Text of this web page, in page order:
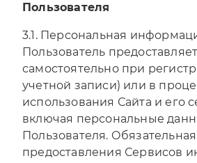
Пользователя
3.1. Персональная
Пользователь
самостоятельно при
учетной записи) или в
использования Сайта и его
включая персональные
Пользователя.
предоставления Сервисов